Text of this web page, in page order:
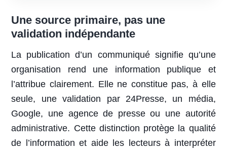
Une source primaire, pas une
validation indépendante
La publication d’un communiqué signifie qu’une
organisation rend une information publique et
l’attribue clairement. Elle ne constitue pas, à elle
seule, une validation par 24Presse, un média,
Google, une agence de presse ou une autorité
administrative. Cette distinction protège la qualité
de l’information et aide les lecteurs à interpréter